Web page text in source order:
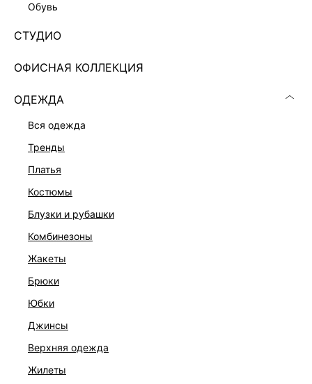
обувь
СТУДИО
ОФИСНАЯ КОЛЛЕКЦИЯ
ОДЕЖДА
вся одежда
тренды
платья
костюмы
блузки и рубашки
комбинезоны
жакеты
брюки
юбки
джинсы
верхняя одежда
жилеты
6 999 ₽-49%
900 ₽ x 4 платежа с Подели
ЦВЕТ:БЕЛЫЙ/МОЛОЧНЫЙ
БЕСПЛАТНАЯ ДОСТАВКА ОТ 999 ₽
ДОСТУПНА ОПЛАТА ПОСЛЕ ПРИМЕРКИ
ОПИСАНИЕ И ОБМЕРЫ
Артикул:6255041365
Состав: